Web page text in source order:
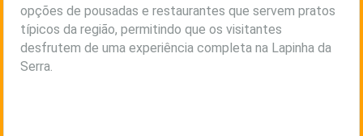
opções de pousadas e restaurantes que servem pratos
típicos da região, permitindo que os visitantes
desfrutem de uma experiência completa na Lapinha da
Serra.